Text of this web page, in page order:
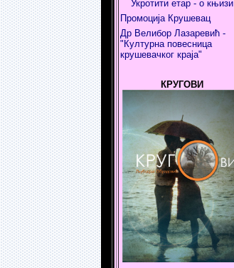
Укротити етар - о књизи
Промоција Крушевац
Др Велибор Лазаревић -
"Културна повесница
крушевачког краја"
КРУГОВИ